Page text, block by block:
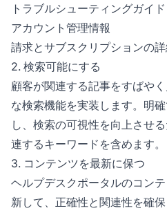
トラブルシューティングガイド
アカウント管理情報
請求とサブスクリプションの
2. 検索可能にする
顧客が関連する記事をすばや
な検索機能を実装します。明
し、検索の可視性を向上させ
連するキーワードを含めます。
3. コンテンツを最新に保つ
ヘルプデスクポータルのコン
新して、正確性と関連性を確